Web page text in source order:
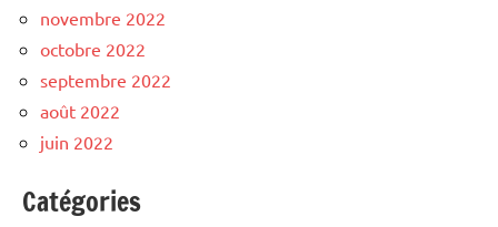
novembre 2022
octobre 2022
septembre 2022
août 2022
juin 2022
Catégories